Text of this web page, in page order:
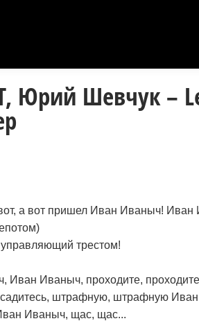
Юрий Шевчук –
а вот пришел Иван Иваныч! Иван
управляющий трестом!
Иван Иваныч, проходите,
садитесь, штрафную, штрафную
Иваныч, щас, щас...